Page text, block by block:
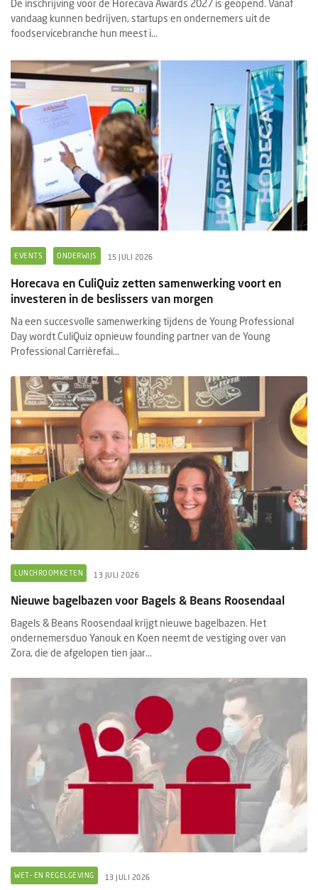
De inschrijving voor de Horecava Awards 2027 is geopend. Vanaf
vandaag kunnen bedrijven, startups en ondernemers uit de
foodservicebranche hun meest i...
EVENTS ONDERWIJS 15 JULI 2026
Horecava en CuliQuiz zetten samenwerking voort en
investeren in de beslissers van morgen
Na een succesvolle samenwerking tijdens de Young Professional
Day wordt CuliQuiz opnieuw founding partner van de Young
Professional Carrièrefai...
LUNCHROOMKETEN 13 JULI 2026
Nieuwe bagelbazen voor Bagels & Beans Roosendaal
Bagels & Beans Roosendaal krijgt nieuwe bagelbazen. Het
ondernemersduo Yanouk en Koen neemt de vestiging over van
Zora, die de afgelopen tien jaar...
WET- EN REGELGEVING 13 JULI 2026